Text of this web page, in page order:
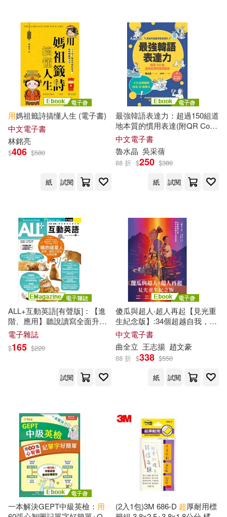
博碩文化(4) 吳武憲(4)
教育部考試中心(4)
本書編寫組編(4) 洪憶華 (4)
漂亮家居編輯部(4) 胡昭民(4)
葉冠君(4) 黃如逵(4)
99啪(3) LiveABC編輯群(3)
全國一級建造師執業資格考試用書
編寫委員會編寫(3)
全國一級建造師執業資格考試用書
編寫委員會（編寫）(3)
全國二級建造師執業資格考試輔導
用書編寫委員會(3)
吳秉承(3) 姚家琦(3)
李崇建(3)
林義楠(3)
盧昭伶(3) 葉怡成(3)
大牌出版(9) 時報出版(9)
電子工業出版社(8) 麥浩斯(8)
TMEplus(7)
北京大學出版社(7)
大樂文化(6)
晨星(6) EZ叢書館(5)
北京理工大學出版社(5)
千華數位文化(5) 卓著(5)
台灣廣廈(5) 和平國際(5)
國防工業出版社(5)
鼎文(5)
凱信企管(4)
幸福文化(4) 橡實文化(4)
其他 (可複選)
現在可購買商品(2423)
價格
範圍
用媽祖籤詩搞懂人生 (電子書)
中文電子書
林銘亮
$406 $580
紙 試閱
最強韓語表達力：超過150組道
地本質的慣用表達(附QR Code
線上音檔) (電子書)
中文電子書
魯水晶 吳采蒨
88 折 $250 $380
紙
試閱
ALL+互動英語[有聲版]：【進
階、應用】聽說讀寫全面升級
2025年10月號第251期 (電子雜
誌)
電子雜誌
$165 $220
試閱
傻瓜與超人‧超人再起【見光重
生紀念版】:34個超越自我， 用
生命影響生命的故事 (電子書)
中文電子書
曲全立 王志揚 趙文豪
88 折 $338 $550
紙
試閱
一本解決GEPT中級英檢： 用
(2入1包)3M 686-D 超厚耐用標